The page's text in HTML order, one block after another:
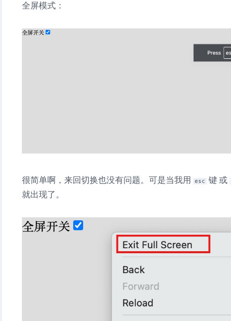
全屏模式：
很简单啊，来回切换也没有问题。可是当我用 esc 键 或
就出现了。